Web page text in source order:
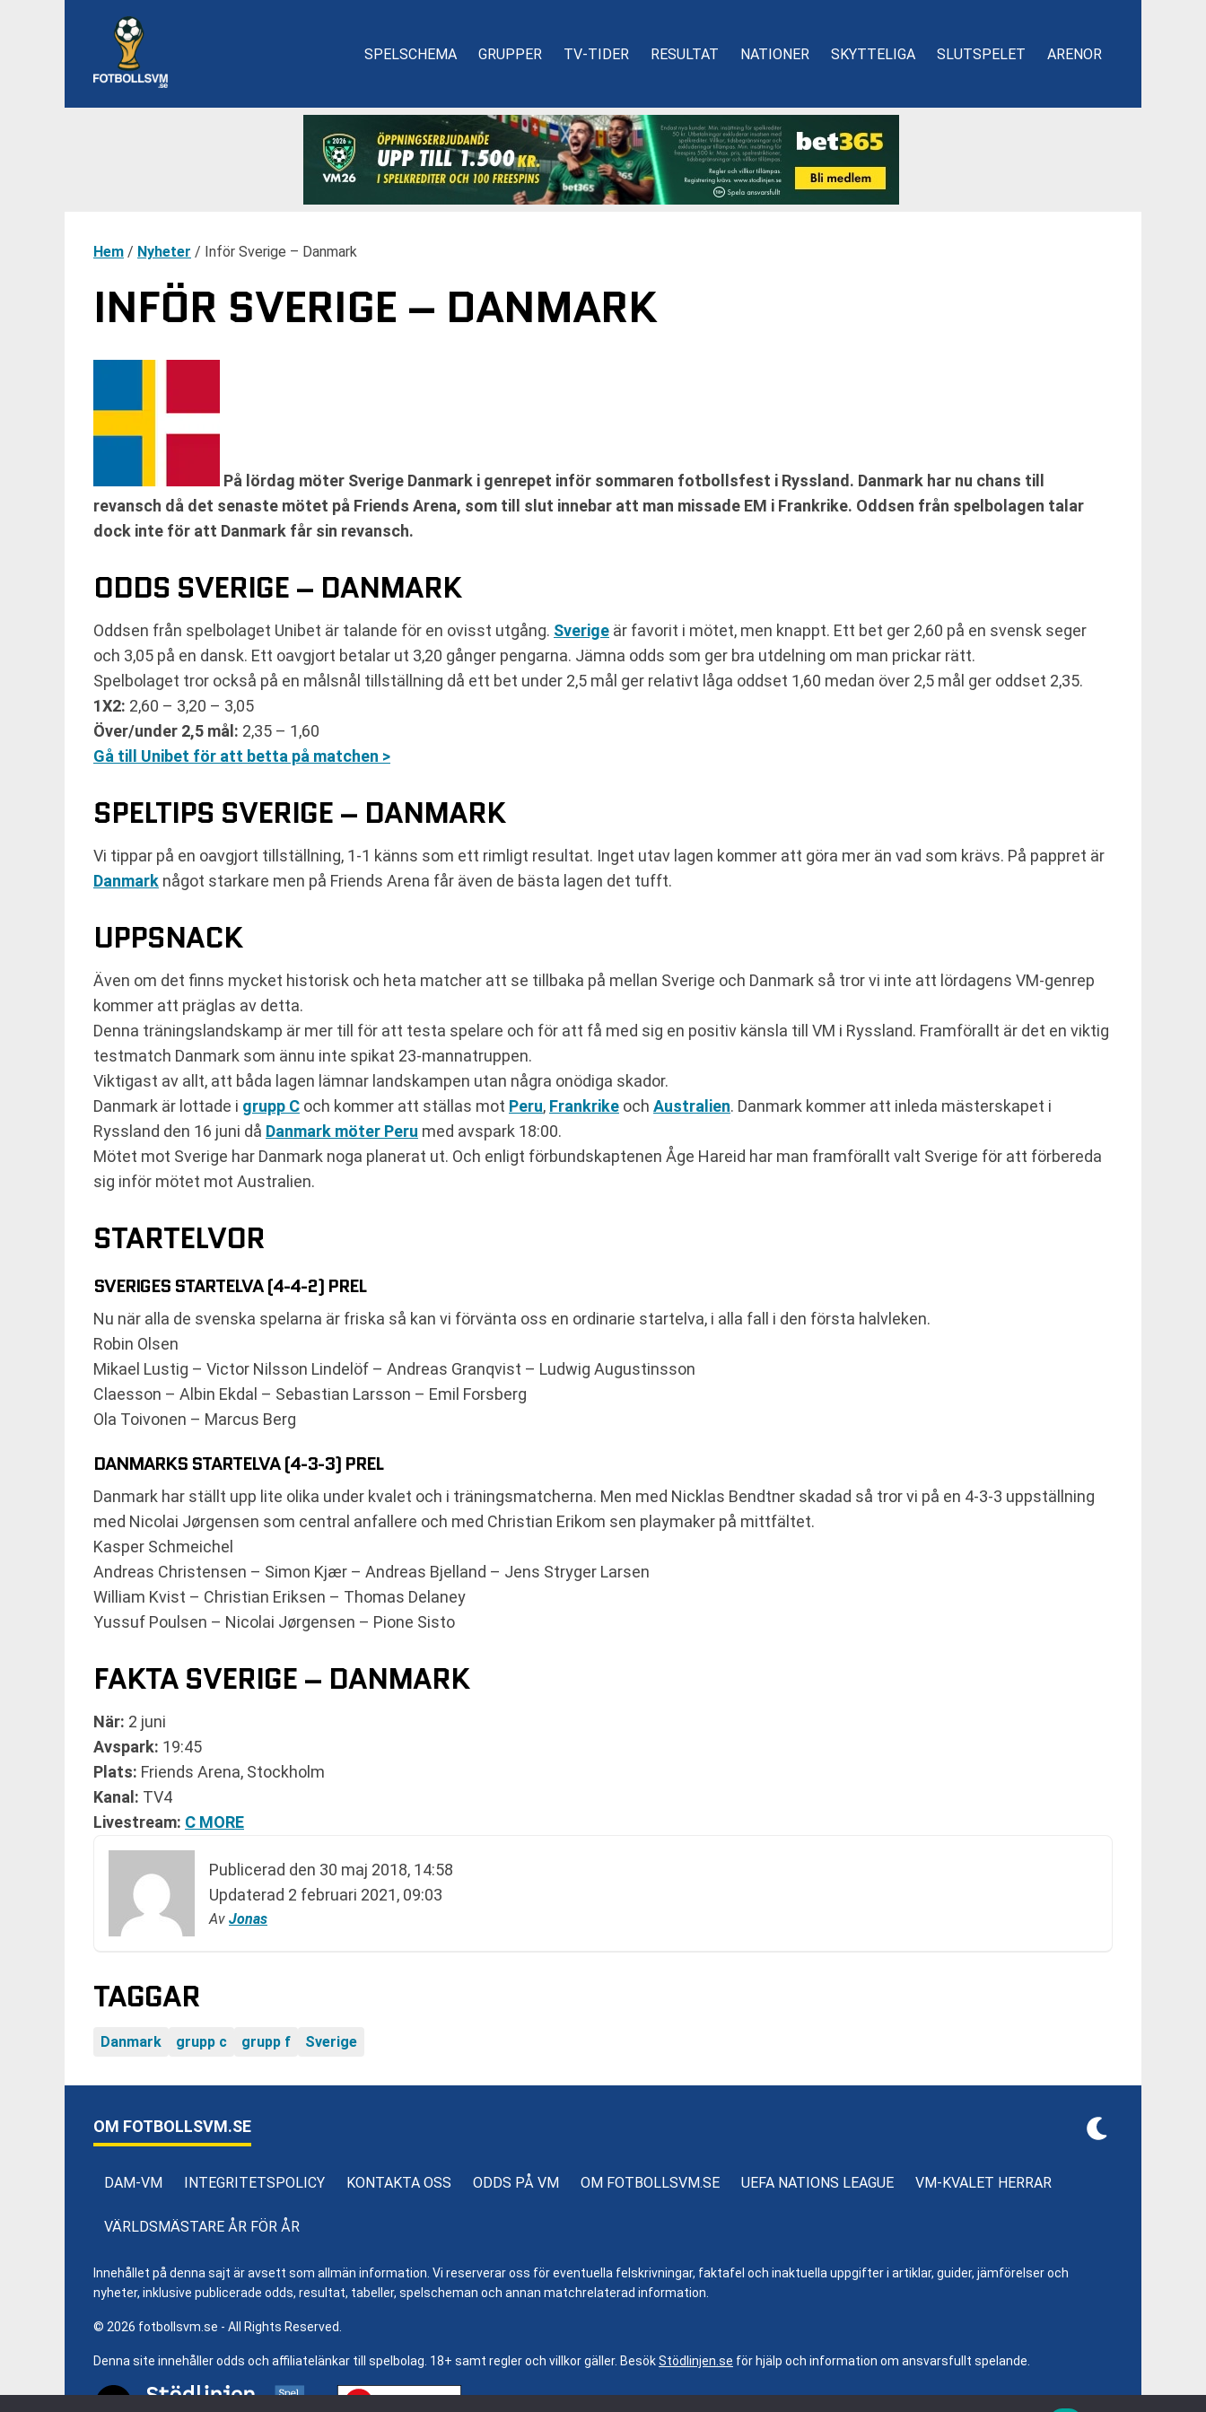
SPELSCHEMA GRUPPER TV-TIDER RESULTAT NATIONER SKYTTELIGA SLUTSPELET ARENOR
Hem / Nyheter / Inför Sverige – Danmark
INFÖR SVERIGE – DANMARK
På lördag möter Sverige Danmark i genrepet inför sommaren fotbollsfest i Ryssland. Danmark har nu chans till
revansch då det senaste mötet på Friends Arena, som till slut innebar att man missade EM i Frankrike. Oddsen från spelbolagen talar
dock inte för att Danmark får sin revansch.
ODDS SVERIGE – DANMARK
Oddsen från spelbolaget Unibet är talande för en ovisst utgång. Sverige är favorit i mötet, men knappt. Ett bet ger 2,60 på en svensk seger
och 3,05 på en dansk. Ett oavgjort betalar ut 3,20 gånger pengarna. Jämna odds som ger bra utdelning om man prickar rätt.
Spelbolaget tror också på en målsnål tillställning då ett bet under 2,5 mål ger relativt låga oddset 1,60 medan över 2,5 mål ger oddset 2,35.
1X2: 2,60 – 3,20 – 3,05
Över/under 2,5 mål: 2,35 – 1,60
Gå till Unibet för att betta på matchen >
SPELTIPS SVERIGE – DANMARK
Vi tippar på en oavgjort tillställning, 1-1 känns som ett rimligt resultat. Inget utav lagen kommer att göra mer än vad som krävs. På pappret är
Danmark något starkare men på Friends Arena får även de bästa lagen det tufft.
UPPSNACK
Även om det finns mycket historisk och heta matcher att se tillbaka på mellan Sverige och Danmark så tror vi inte att lördagens VM-genrep
kommer att präglas av detta.
Denna träningslandskamp är mer till för att testa spelare och för att få med sig en positiv känsla till VM i Ryssland. Framförallt är det en viktig
testmatch Danmark som ännu inte spikat 23-mannatruppen.
Viktigast av allt, att båda lagen lämnar landskampen utan några onödiga skador.
Danmark är lottade i grupp C och kommer att ställas mot Peru, Frankrike och Australien. Danmark kommer att inleda mästerskapet i
Ryssland den 16 juni då Danmark möter Peru med avspark 18:00.
Mötet mot Sverige har Danmark noga planerat ut. Och enligt förbundskaptenen Åge Hareid har man framförallt valt Sverige för att förbereda
sig inför mötet mot Australien.
STARTELVOR
SVERIGES STARTELVA (4-4-2) PREL
Nu när alla de svenska spelarna är friska så kan vi förvänta oss en ordinarie startelva, i alla fall i den första halvleken.
Robin Olsen
Mikael Lustig – Victor Nilsson Lindelöf – Andreas Granqvist – Ludwig Augustinsson
Claesson – Albin Ekdal – Sebastian Larsson – Emil Forsberg
Ola Toivonen – Marcus Berg
DANMARKS STARTELVA (4-3-3) PREL
Danmark har ställt upp lite olika under kvalet och i träningsmatcherna. Men med Nicklas Bendtner skadad så tror vi på en 4-3-3 uppställning
med Nicolai Jørgensen som central anfallere och med Christian Erikom sen playmaker på mittfältet.
Kasper Schmeichel
Andreas Christensen – Simon Kjær – Andreas Bjelland – Jens Stryger Larsen
William Kvist – Christian Eriksen – Thomas Delaney
Yussuf Poulsen – Nicolai Jørgensen – Pione Sisto
FAKTA SVERIGE – DANMARK
När: 2 juni
Avspark: 19:45
Plats: Friends Arena, Stockholm
Kanal: TV4
Livestream: C MORE
Publicerad den 30 maj 2018, 14:58
Updaterad 2 februari 2021, 09:03
Av Jonas
TAGGAR
Danmark grupp c grupp f Sverige
OM FOTBOLLSVM.SE
DAM-VM INTEGRITETSPOLICY KONTAKTA OSS ODDS PÅ VM OM FOTBOLLSVM.SE UEFA NATIONS LEAGUE VM-KVALET HERRAR
VÄRLDSMÄSTARE ÅR FÖR ÅR
Innehållet på denna sajt är avsett som allmän information. Vi reserverar oss för eventuella felskrivningar, faktafel och inaktuella uppgifter i artiklar, guider, jämförelser och
nyheter, inklusive publicerade odds, resultat, tabeller, spelscheman och annan matchrelaterad information.
© 2026 fotbollsvm.se - All Rights Reserved.
Denna site innehåller odds och affiliatelänkar till spelbolag. 18+ samt regler och villkor gäller. BesökStödlinjen.se för hjälp och information om ansvarsfullt spelande.